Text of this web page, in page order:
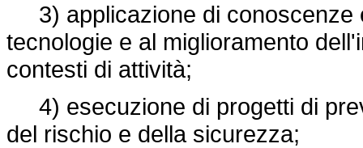
3) applicazione di conoscenze
tecnologie e al miglioramento
contesti di attività;
4) esecuzione di progetti di
del rischio e della sicurezza;